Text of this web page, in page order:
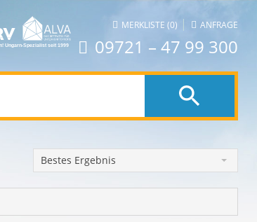
MERKLISTE (0) | ANFRAGE
09721 – 47 99 300
Bestes Ergebnis